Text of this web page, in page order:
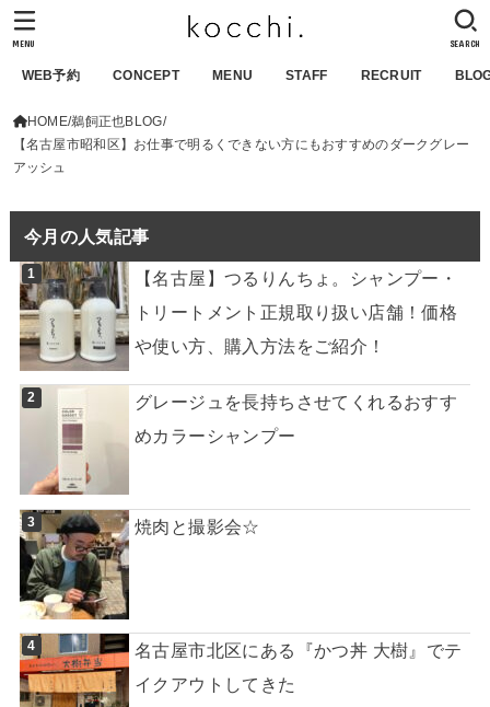
WEB予約 CONCEPT MENU STAFF RECRUIT
SEARCH
MENU
HOME 鵜飼正也BLOG
【名古屋市昭和区】お仕事で明るくできない方にもおすすめのダークグレー
アッシュ
今月の人気記事
【名古屋】つるりんちょ。シャンプー・
トリートメント正規取り扱い店舗！価格
や使い方、購入方法をご紹介！
グレージュを長持ちさせてくれるおすす
めカラーシャンプー
焼肉と撮影会☆
名古屋市北区にある『かつ丼 大樹』でテ
イクアウトしてきた